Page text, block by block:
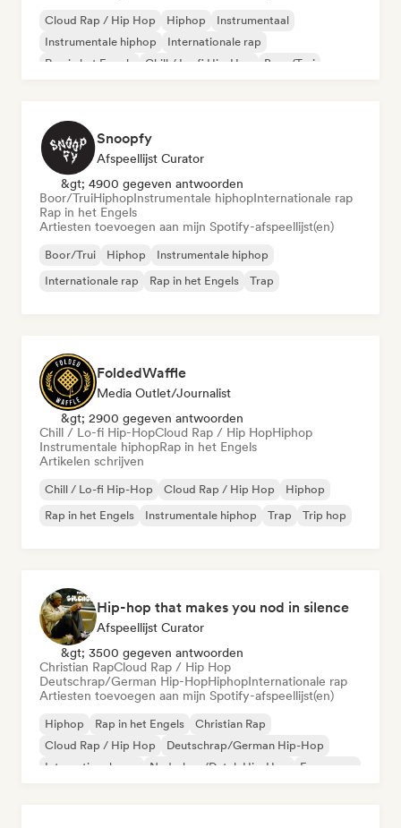
Cloud Rap / Hip Hop Hiphop
Instrumentaal
Instrumentale hiphop
Internationale rap
Rap in het Engels
Chill / Lo-fi Hip-Hop Boor/Trui
Snoopfy
Afspeellijst Curator
&gt; 4900 gegeven antwoorden
Boor/TruiHiphopInstrumentale hiphopInternationale rap
Rap in het Engels
Artiesten toevoegen aan mijn Spotify-afspeellijst(en)
Boor/Trui Hiphop
Instrumentale hiphop
Internationale rap
Rap in het Engels Trap
FoldedWaffle
Media Outlet/Journalist
&gt; 2900 gegeven antwoorden
Chill / Lo-fi Hip-HopCloud Rap / Hip HopHiphop
Instrumentale hiphopRap in het Engels
Artikelen schrijven
Chill / Lo-fi Hip-Hop Cloud Rap / Hip Hop
Hiphop
Rap in het Engels
Instrumentale hiphop Trap Trip hop
Hip-hop that makes you nod in silence
Afspeellijst Curator
&gt; 3500 gegeven antwoorden
Christian RapCloud Rap / Hip Hop
Deutschrap/German Hip-HopHiphopInternationale rap
Artiesten toevoegen aan mijn Spotify-afspeellijst(en)
Hiphop Rap in het Engels
Christian Rap
Cloud Rap / Hip Hop
Deutschrap/German Hip-Hop
Internationale rap
Nederhop/Dutch Hip-Hop Franse rap